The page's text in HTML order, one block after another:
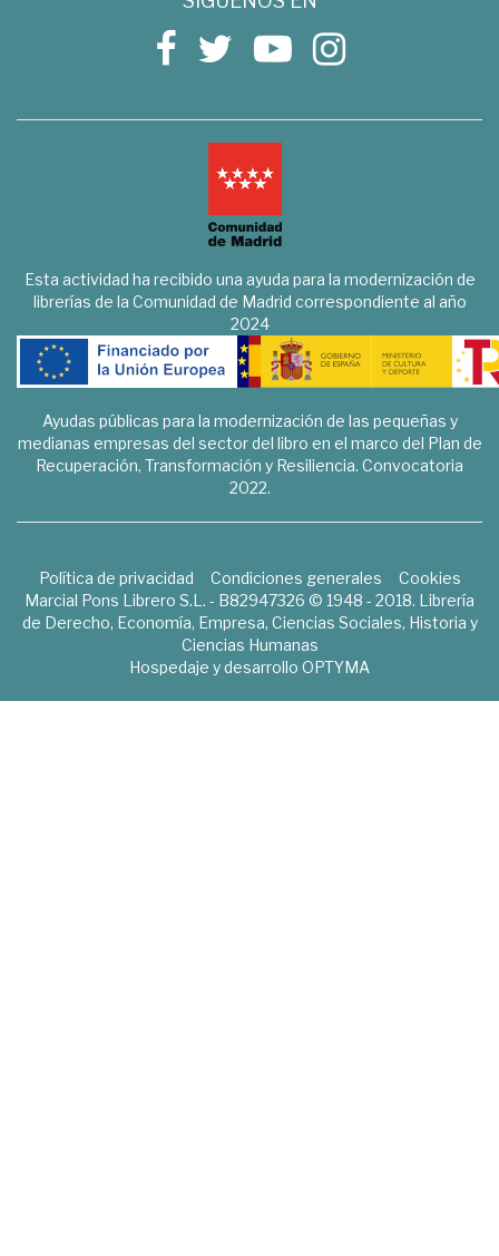
Esta actividad ha recibido una ayuda para la modernización de
librerías de la Comunidad de Madrid correspondiente al año
2024
Ayudas públicas para la modernización de las pequeñas y
medianas empresas del sector del libro en el marco del Plan de
Recuperación, Transformación y Resiliencia. Convocatoria
2022.
Política de privacidad Condiciones generales
Cookies
Marcial Pons Librero S.L. - B82947326 © 1948 - 2018. Librería
de Derecho, Economía, Empresa, Ciencias Sociales, Historia y
Ciencias Humanas
Hospedaje y desarrollo OPTYMA